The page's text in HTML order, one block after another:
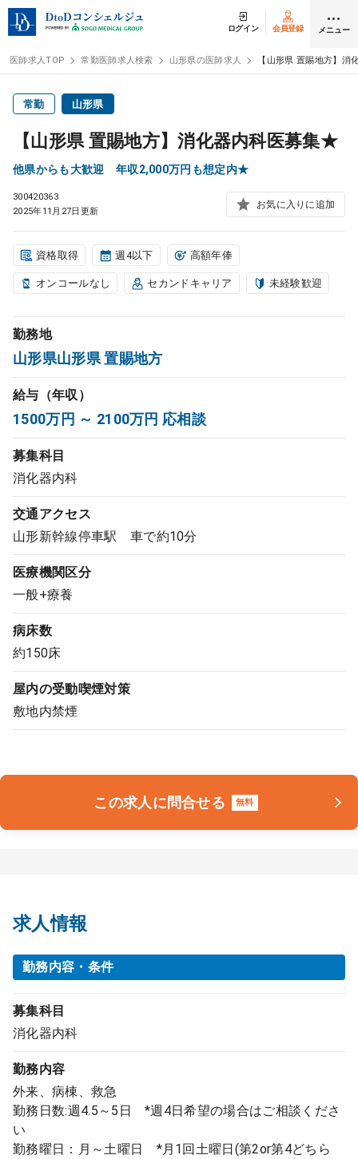
ログイン 会員登録 メニュー
医師求人
常勤検索
非常勤検索 アルバイト
スポット検索 アルバイト
DtoDの転職・
コンサルタント
成功事例
転職ノウハウ
受付時間 9:00 ～ 18:00
0120-337-613
DtoDとは
お問合せ
採用をお考えの医療機関の方
医師求人TOP 常勤医師求人検索 山形県の医師求人 【山形県 置賜地方】
常勤 山形県
【山形県 置賜地方】消化器内科医募集★
他県からも大歓迎 年収2,000万円も想定内★
300420363
2025年11月27日更新
お気に入りに追加
資格取得 週4以下 高額年俸
オンコールなし セカンドキャリア 未経験歓迎
勤務地
山形県山形県 置賜地方
給与（年収）
1500万円 ～ 2100万円 応相談
募集科目
消化器内科
交通アクセス
山形新幹線停車駅 車で約10分
医療機関区分
一般+療養
病床数
約150床
屋内の受動喫煙対策
敷地内禁煙
この求人に問合せる 無料
求人情報
勤務内容・条件
募集科目
消化器内科
勤務内容
外来、病棟、救急
勤務日数:週4.5～5日 *週4日希望の場合はご相談くださ
い
勤務曜日：月～土曜日 *月1回土曜日(第2or第4どちら